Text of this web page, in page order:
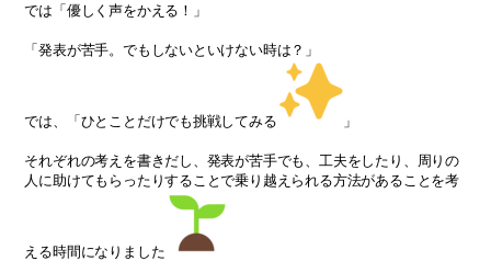
では「優しく声をかえる！」
「発表が苦手。でもしないといけない時は？」
では、「ひとことだけでも挑戦してみる 」
それぞれの考えを書きだし、発表が苦手でも、工夫をしたり、周りの
人に助けてもらったりすることで乗り越えられる方法があることを考
える時間になりました